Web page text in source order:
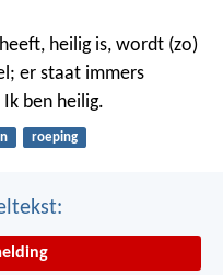
heilig is, wordt (zo)
er staat immers
ben heilig.
roeping